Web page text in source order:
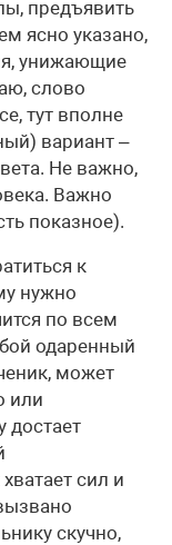
предъявить
ясно указано,
унижающие
слово
тут вполне
вариант –
Не важно,
Важно
показное).
к
нужно
по всем
одаренный
может
или
достает
сил и
скучно,